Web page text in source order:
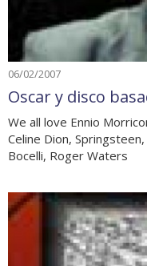
06/02/2007
Oscar y disco
We all love Ennio
Celine Dion,
Bocelli, Roger Waters